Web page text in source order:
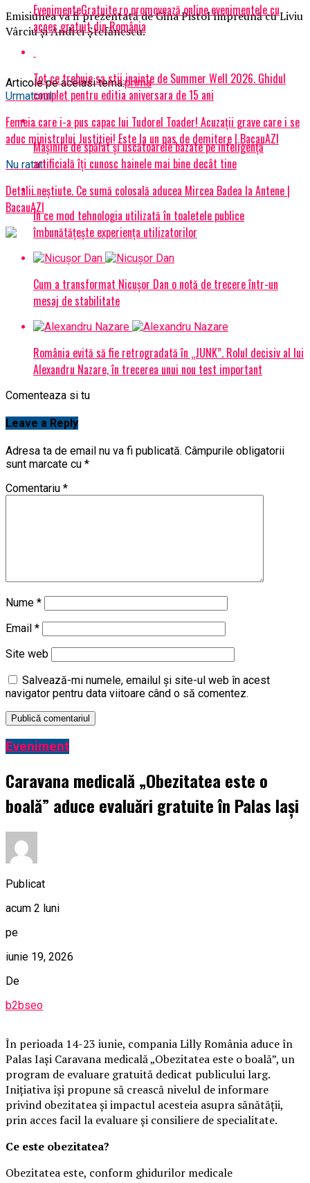
Emisiunea va fi prezentată de Gina Pistol împreună cu Liviu
Vârciu şi Andrei Ștefănescu.
Articole pe aceiasi tema:prima
Urmatorul
Femeia care i-a pus capac lui Tudorel Toader! Acuzații grave care i se
aduc ministrului Justiției! Este la un pas de demitere | BacauAZI
Nu ratati
Detalii neștiute. Ce sumă colosală aducea Mircea Badea la Antene |
BacauAZI
EvenimenteGratuite.ro promovează online evenimentele cu
acces gratuit din România
Tot ce trebuie sa stii inainte de Summer Well 2026. Ghidul
complet pentru editia aniversara de 15 ani
Mașinile de spălat și uscătoarele bazate pe inteligență
artificială îți cunosc hainele mai bine decât tine
În ce mod tehnologia utilizată în toaletele publice
îmbunătățește experiența utilizatorilor
Cum a transformat Nicușor Dan o notă de trecere într-un
mesaj de stabilitate
România evită să fie retrogradată în „JUNK”. Rolul decisiv al lui
Alexandru Nazare, în trecerea unui nou test important
Comenteaza si tu
Leave a Reply
Adresa ta de email nu va fi publicată. Câmpurile obligatorii
sunt marcate cu *
Comentariu *
Nume *
Email *
Site web
Salvează-mi numele, emailul și site-ul web în acest
navigator pentru data viitoare când o să comentez.
Eveniment
Caravana medicală „Obezitatea este o
boală” aduce evaluări gratuite în Palas Iași
Publicat
acum 2 luni
pe
iunie 19, 2026
De
b2bseo
În perioada 14-23 iunie, compania Lilly România aduce în
Palas Iași Caravana medicală „Obezitatea este o boală”, un
program de evaluare gratuită dedicat publicului larg.
Inițiativa își propune să crească nivelul de informare
privind obezitatea și impactul acesteia asupra sănătății,
prin acces facil la evaluare și consiliere de specialitate.
Ce este obezitatea?
Obezitatea este, conform ghidurilor medicale